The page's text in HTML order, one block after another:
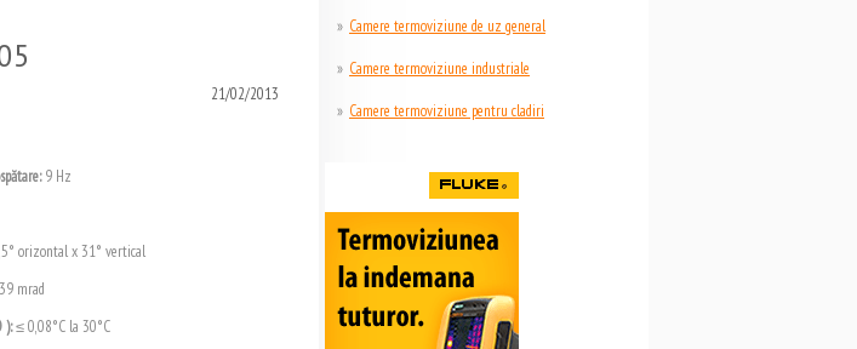
Camere termoviziune de uz general
Camere termoviziune industriale
Camere termoviziune pentru cladiri
21/02/2013
:9 Hz
orizontal x 31° vertical
mrad
):≤ 0,08°C la 30°C